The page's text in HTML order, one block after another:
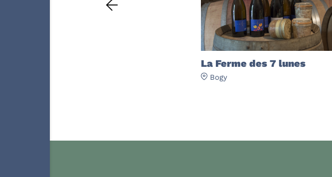
La Ferme des 7 lunes
Bogy